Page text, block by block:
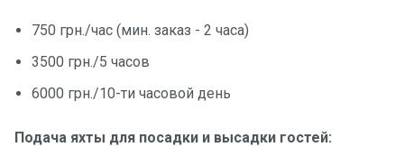
750 грн./час (мин. заказ - 2 часа)
3500 грн./5 часов
6000 грн./10-ти часовой день
Подача яхты для посадки и высадки гостей: